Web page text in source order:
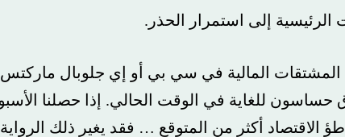
إلى استمرار الحذر.
المالية في سي بي أو إي جلوبال ماركتس،
للغاية في الوقت الحالي. إذا حصلنا الأسبوع
أكثر من المتوقع … فقد يغير ذلك الرواية